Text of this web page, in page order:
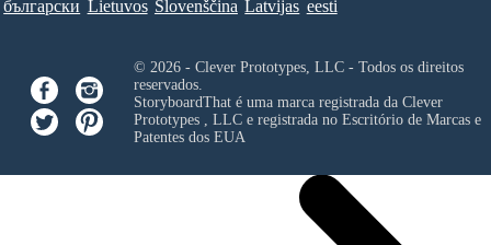
български Lietuvos Slovenščina Latvijas eesti
© 2026 - Clever Prototypes, LLC - Todos os direitos
reservados.
StoryboardThat é uma marca registrada da Clever
Prototypes , LLCe registrada no Escritório de Marcas e
Patentes dos EUA